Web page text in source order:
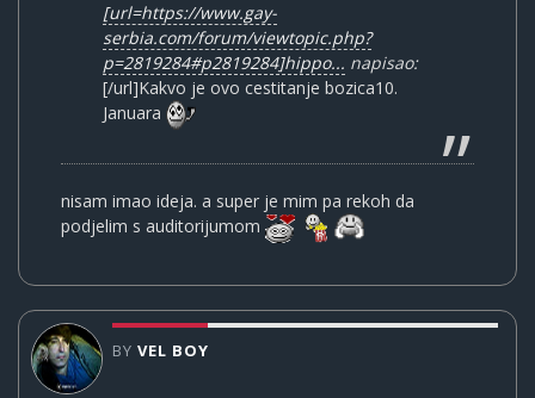
[url=https://www.gay-
serbia.com/forum/viewtopic.php?
p=2819284#p2819284]hippo... napisao:
[/url]Kakvo je ovo cestitanje bozica10.
Januara
nisam imao ideja. a super je mim pa rekoh da
podjelim s auditorijumom
BY VEL BOY